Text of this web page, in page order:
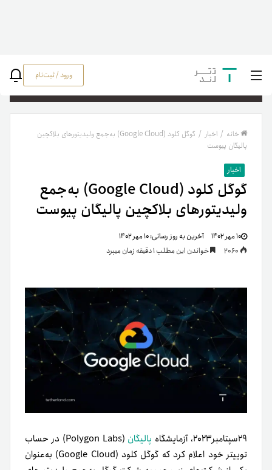
ورود / ثبت‌نام
خانه / اخبار /
گوگل کلود (Google Cloud) به‌جمع ولیدیتورهای بلاکچین
پالیگان پیوست
اخبار
گوگل کلود (Google Cloud) به‌جمع
ولیدیتورهای بلاکچین پالیگان پیوست
۱۰ مهر ۱۴۰۲ آخرین به روز رسانی:۱۰ مهر ۱۴۰۲
خواندن این مطلب 1 دقیقه زمان میبرد
۲۹سپتامبر۲۰۲۳، آزمایشگاه پالیگان
(Polygon Labs) در حساب
توییتر خود اعلام کرد که گوگل کلود (Google Cloud) به‌عنوان